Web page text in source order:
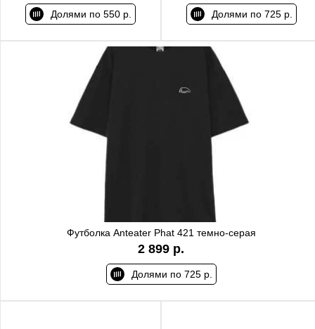
Долями по 550 р. Долями по 725 р.
Футболка Anteater Phat 421 темно-серая
2 899 р.
Долями по 725 р.